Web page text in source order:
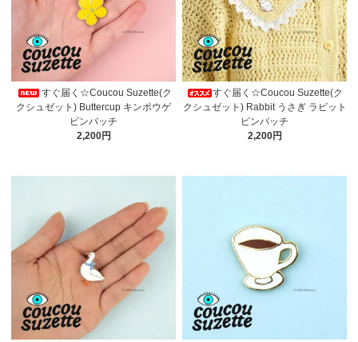
すぐ届く☆Coucou Suzette(ク
クシュゼット) Buttercup キンポウゲ
ピンバッチ
2,200円
すぐ届く☆Coucou Suzette(ク
クシュゼット) Rabbit うさぎ ラビット
ピンバッチ
2,200円